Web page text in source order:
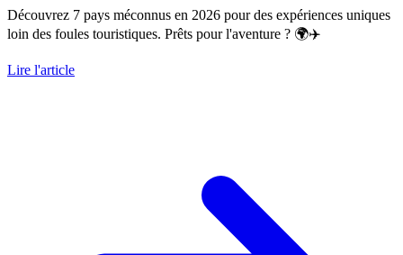
Découvrez 7 pays méconnus en 2026 pour des expériences uniques
loin des foules touristiques. Prêts pour l'aventure ? 🌍✈️
Lire l'article